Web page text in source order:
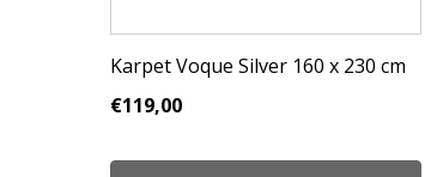
Karpet Voque Silver 160 x 230 cm
€119,00